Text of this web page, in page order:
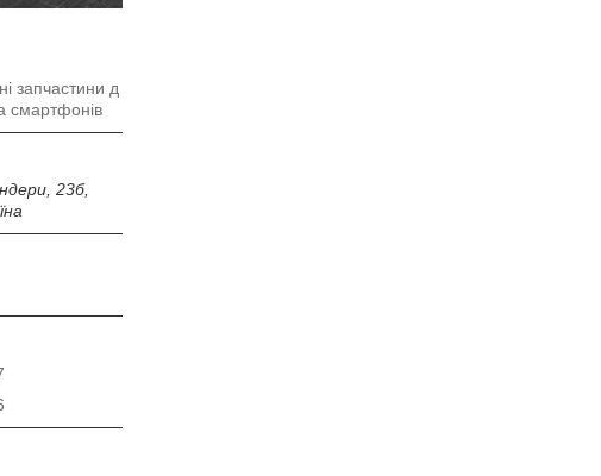
запчастини д
смартфонів
23б,